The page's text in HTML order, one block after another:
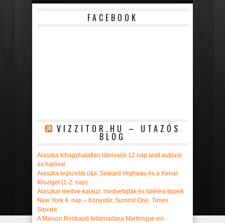
FACEBOOK
VIZZITOR.HU – UTAZÓS
BLOG
Alaszka kihagyhatatlan látnivalói 12 nap alatt autóval
és hajóval
Alaszka legszebb útja: Seward Highway és a Kenai-
félsziget (1-2. nap)
Alaszkai medve-kalauz: medvefajták és túlélési tippek
New York 4. nap – Könyvtár, Summit One, Times
Square
A Maison Rimbaud feltámadása Martinique-en